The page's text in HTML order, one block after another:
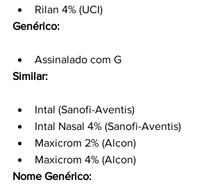
Rilan 4% (UCI)
Genérico:
Assinalado com G
Similar:
Intal (Sanofi-Aventis)
Intal Nasal 4% (Sanofi-Aventis)
Maxicrom 2% (Alcon)
Maxicrom 4% (Alcon)
Nome Genérico: